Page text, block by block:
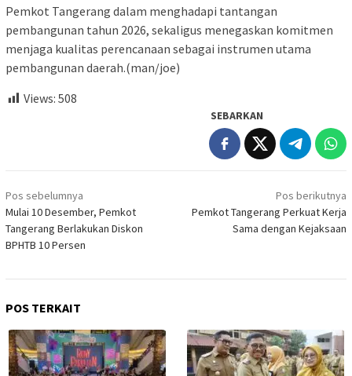
Pemkot Tangerang dalam menghadapi tantangan
pembangunan tahun 2026, sekaligus menegaskan komitmen
menjaga kualitas perencanaan sebagai instrumen utama
pembangunan daerah.(man/joe)
Views: 508
SEBARKAN
Navigasi
pos
Pos sebelumnya
Mulai 10 Desember, Pemkot
Tangerang Berlakukan Diskon
BPHTB 10 Persen
Pos berikutnya
Pemkot Tangerang Perkuat Kerja
Sama dengan Kejaksaan
POS TERKAIT